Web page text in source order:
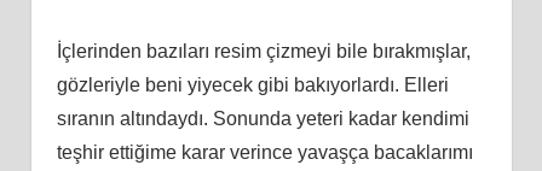
İçlerinden bazıları resim çizmeyi bile bırakmışlar,
gözleriyle beni yiyecek gibi bakıyorlardı. Elleri
sıranın altındaydı. Sonunda yeteri kadar kendimi
teşhir ettiğime karar verince yavaşça bacaklarımı